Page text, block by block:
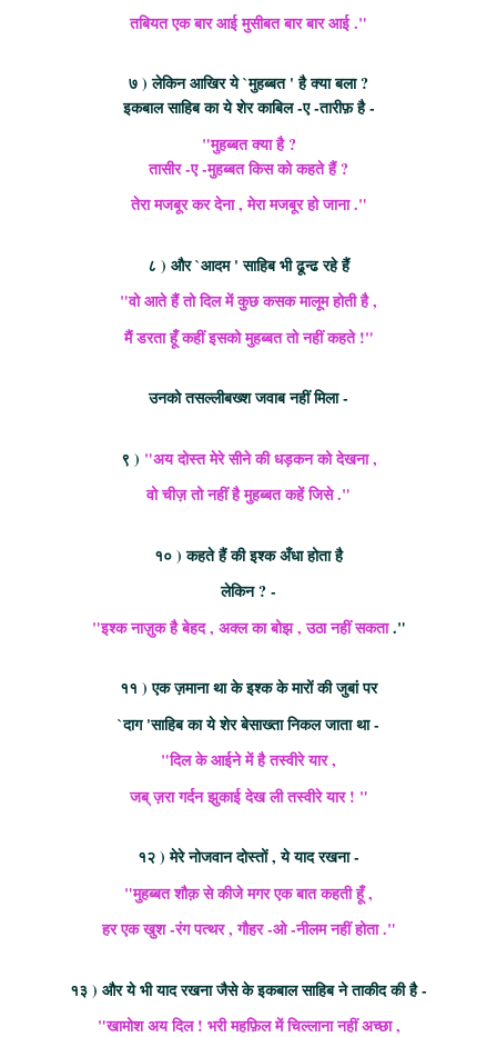
तबियत एक बार आई मुसीबत बार बार आई ."
७ ) लेकिन आखिर ये `मुहब्बत ' है क्या बला ?
इकबाल साहिब का ये शेर काबिल -ए -तारीफ़ है -
"मुहब्बत क्या है ?
तासीर -ए -मुहब्बत किस को कहते हैं ?
तेरा मजबूर कर देना , मेरा मजबूर हो जाना ."
८ ) और `आदम ' साहिब भी ढून्ढ रहे हैं
"वो आते हैं तो दिल में कुछ कसक मालूम होती है ,
मैं डरता हूँ कहीं इसको मुहब्बत तो नहीं कहते !"
उनको तसल्लीबख्श जवाब नहीं मिला -
९ ) "अय दोस्त मेरे सीने की धड़कन को देखना ,
वो चीज़ तो नहीं है मुहब्बत कहें जिसे ."
१० ) कहते हैं की इश्क अँधा होता है
लेकिन ? -
"इश्क नाज़ुक है बेहद , अक्ल का बोझ , उठा नहीं सकता."
११ ) एक ज़माना था के इश्क के मारों की जुबां पर
`दाग 'साहिब का ये शेर बेसाख्ता निकल जाता था -
"दिल के आईने में है तस्वीरे यार ,
जब् ज़रा गर्दन झुकाई देख ली तस्वीरे यार ! "
१२ ) मेरे नोजवान दोस्तों , ये याद रखना -
"मुहब्बत शौक़ से कीजे मगर एक बात कहती हूँ ,
हर एक खुश -रंग पत्थर , गौहर -ओ -नीलम नहीं होता ."
१३ ) और ये भी याद रखना जैसे के इकबाल साहिब ने ताकीद की है -
"खामोश अय दिल ! भरी महफ़िल में चिल्लाना नहीं अच्छा ,